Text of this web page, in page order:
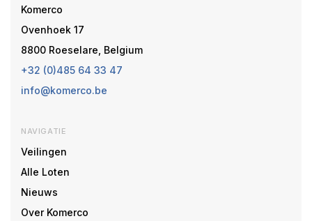
Komerco
Ovenhoek 17
8800 Roeselare, Belgium
+32 (0)485 64 33 47
info@komerco.be
NAVIGATIE
Veilingen
Alle Loten
Nieuws
Over Komerco